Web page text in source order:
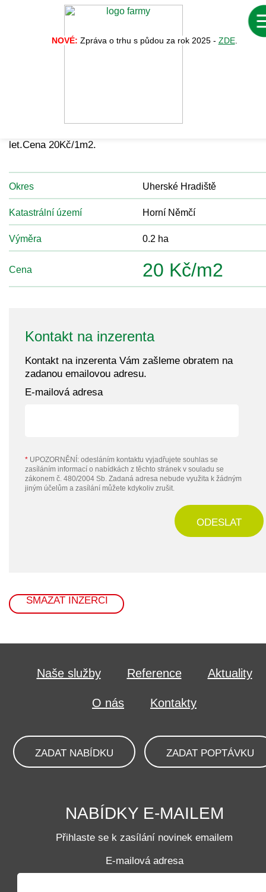
NOVÉ: Zpráva o trhu s půdou za rok 2025 - ZDE.
let.Cena 20Kč/1m2.
Okres Uherské Hradiště
Katastrální území Horní Němčí
Výměra 0.2 ha
Cena 20 Kč/m2
Kontakt na inzerenta
Kontakt na inzerenta Vám zašleme obratem na
zadanou emailovou adresu.
E-mailová adresa
* UPOZORNĚNÍ: odesláním kontaktu vyjadřujete souhlas se
zasíláním informací o nabídkách z těchto stránek v souladu se
zákonem č. 480/2004 Sb. Zadaná adresa nebude využita k žádným
jiným účelům a zasílání můžete kdykoliv zrušit.
ODESLAT
SMAZAT INZERCI
Naše služby Reference Aktuality
O nás Kontakty
ZADAT NABÍDKU ZADAT POPTÁVKU
NABÍDKY E-MAILEM
Přihlaste se k zasílání novinek emailem
E-mailová adresa